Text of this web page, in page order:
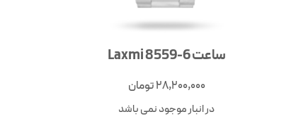
ساعت Laxmi 8559-6
28,200,000تومان
در انبار موجود نمی باشد